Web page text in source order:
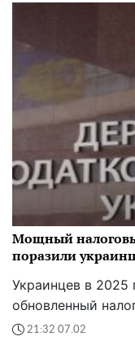
Мощный
поразили
Украинцев в 2025
обновленный
21:32 07.02